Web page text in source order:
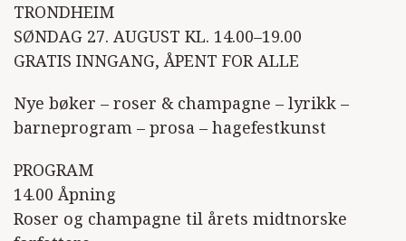
TRONDHEIM
SØNDAG 27. AUGUST KL. 14.00–19.00
GRATIS INNGANG, ÅPENT FOR ALLE
Nye bøker – roser & champagne – lyrikk –
barneprogram – prosa – hagefestkunst
PROGRAM
14.00 Åpning
Roser og champagne til årets midtnorske